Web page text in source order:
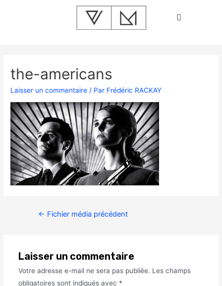
the-americans
Laisser un commentaire / Par Frédéric RACKAY
← Fichier média précédent
Laisser un commentaire
Votre adresse e-mail ne sera pas publiée. Les champs
obligatoires sont indiqués avec *